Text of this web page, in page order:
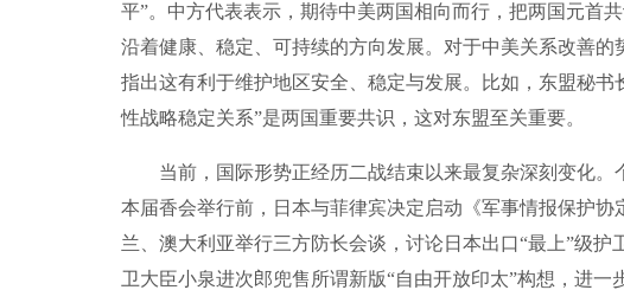
平”。中方代表表示，期待中美两国相向而行，把两国元首
沿着健康、稳定、可持续的方向发展。对于中美关系改善的
指出这有利于维护地区安全、稳定与发展。比如，东盟秘书
性战略稳定关系”是两国重要共识，这对东盟至关重要。
当前，国际形势正经历二战结束以来最复杂深刻变化。
本届香会举行前，日本与菲律宾决定启动《军事情报保护协
兰、澳大利亚举行三方防长会谈，讨论日本出口“最上”级护
卫大臣小泉进次郎兜售所谓新版“自由开放印太”构想，进一